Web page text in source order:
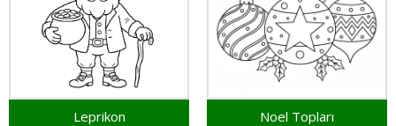
Leprikon Noel Topları